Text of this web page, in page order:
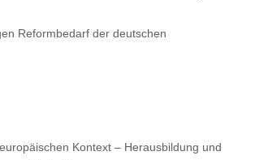
Reformbedarf der deutschen
Kontext – Herausbildung und